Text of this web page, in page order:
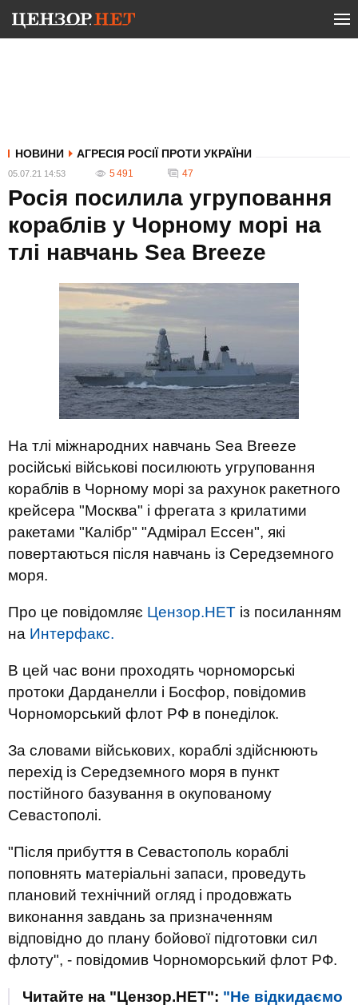
НОВИНИ АГРЕСІЯ РОСІЇ ПРОТИ УКРАЇНИ
05.07.21 14:53 5 491 47
Росія посилила угруповання
кораблів у Чорному морі на
тлі навчань Sea Breeze
На тлі міжнародних навчань Sea Breeze
російські військові посилюють угруповання
кораблів в Чорному морі за рахунок ракетного
крейсера "Москва" і фрегата з крилатими
ракетами "Калібр" "Адмірал Ессен", які
повертаються після навчань із Середземного
моря.
Про це повідомляє Цензор.НЕТ із посиланням
на Интерфакс.
В цей час вони проходять чорноморські
протоки Дарданелли і Босфор, повідомив
Чорноморський флот РФ в понеділок.
За словами військових, кораблі здійснюють
перехід із Середземного моря в пункт
постійного базування в окупованому
Севастополі.
"Після прибуття в Севастополь кораблі
поповнять матеріальні запаси, проведуть
плановий технічний огляд і продовжать
виконання завдань за призначенням
відповідно до плану бойової підготовки сил
флоту", - повідомив Чорноморський флот РФ.
Читайте на "Цензор.НЕТ": "Не відкидаємо